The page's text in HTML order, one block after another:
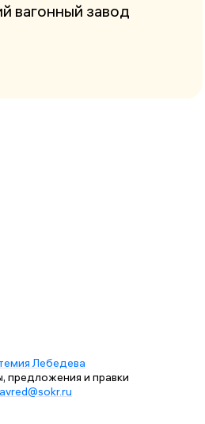
вагонный завод
Лебедева
предложения и правки